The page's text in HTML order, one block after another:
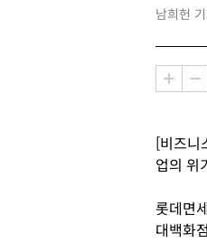
남희헌
[비즈니
업의 위
롯데면
대백화